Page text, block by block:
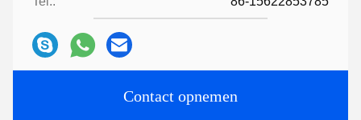
Contact opnemen